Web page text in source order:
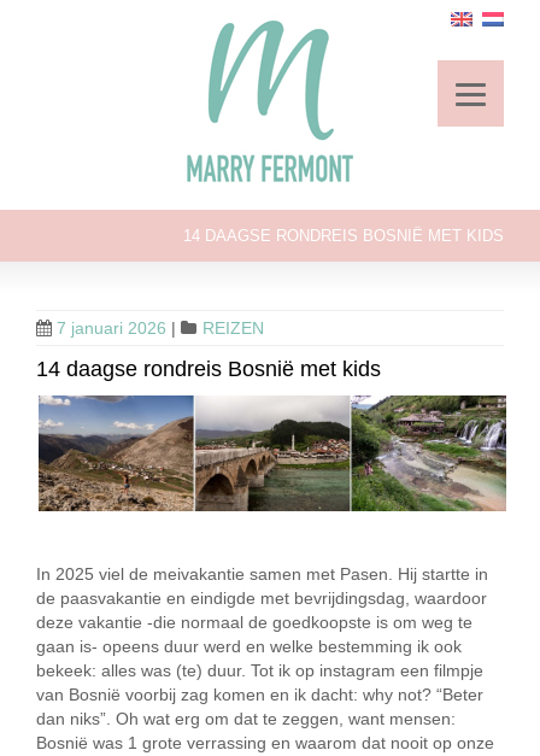
14 DAAGSE RONDREIS BOSNIË MET KIDS
7 januari 2026 | REIZEN
14 daagse rondreis Bosnië met kids
In 2025 viel de meivakantie samen met Pasen. Hij startte in
de paasvakantie en eindigde met bevrijdingsdag, waardoor
deze vakantie -die normaal de goedkoopste is om weg te
gaan is- opeens duur werd en welke bestemming ik ook
bekeek: alles was (te) duur. Tot ik op instagram een filmpje
van Bosnië voorbij zag komen en ik dacht: why not? “Beter
dan niks”. Oh wat erg om dat te zeggen, want mensen:
Bosnië was 1 grote verrassing en waarom dat nooit op onze